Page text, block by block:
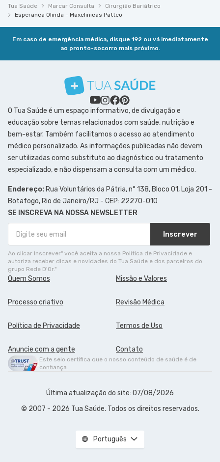
Tua Saúde Marcar Consulta
Cirurgião Bariátrico
Esperança Olinda - Maxclinicas Patteo
Em caso de emergência médica, disque 192 ou vá imediatamente
ao pronto-socorro mais próximo.
O Tua Saúde é um espaço informativo, de divulgação e
educação sobre temas relacionados com saúde, nutrição e
bem-estar. Também facilitamos o acesso ao atendimento
médico personalizado. As informações publicadas não devem
ser utilizadas como substituto ao diagnóstico ou tratamento
especializado, e não dispensam a consulta com um médico.
Endereço: Rua Voluntários da Pátria, n° 138, Bloco 01, Loja 201 -
Botafogo, Rio de Janeiro/RJ - CEP: 22270-010
SE INSCREVA NA NOSSA NEWSLETTER
Inscrever
Ao clicar Inscrever" você aceita a nossa Política de Privacidade e
autoriza receber dicas e novidades do Tua Saúde e dos parceiros do
grupo Rede D'Or."
Quem Somos Missão e Valores
Processo criativo Revisão Médica
Política de Privacidade Termos de Uso
Anuncie com a gente Contato
Este selo certifica que o nosso conteúdo de saúde é de
confiança.
Última atualização do site: 07/08/2026
© 2007 - 2026 Tua Saúde. Todos os direitos reservados.
Português